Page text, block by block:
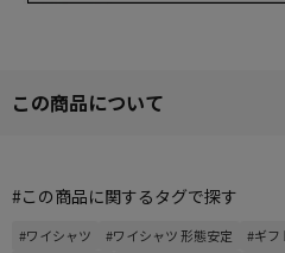
この商品について
#この商品に関するタグで探す
#ワイシャツ #ワイシャツ 形態安定
#ギフ